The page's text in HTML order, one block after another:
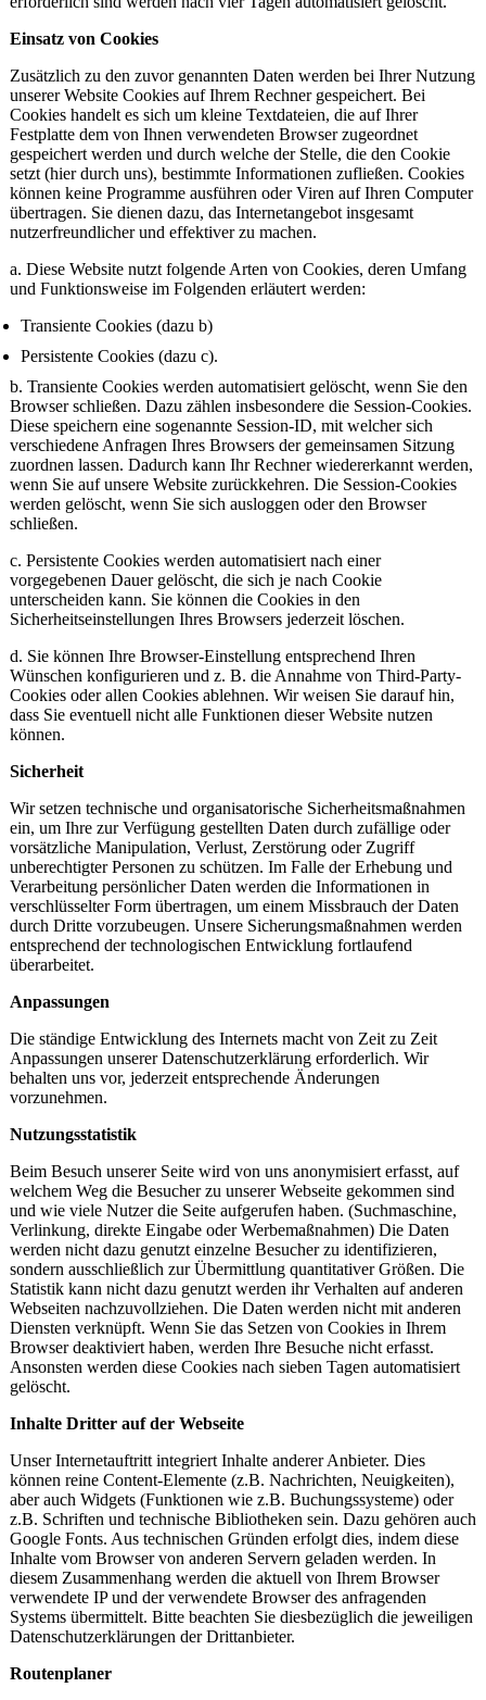
Einsatz von Cookies
Zusätzlich zu den zuvor genannten Daten werden bei Ihrer Nutzung
unserer Website Cookies auf Ihrem Rechner gespeichert. Bei
Cookies handelt es sich um kleine Textdateien, die auf Ihrer
Festplatte dem von Ihnen verwendeten Browser zugeordnet
gespeichert werden und durch welche der Stelle, die den Cookie
setzt (hier durch uns), bestimmte Informationen zufließen. Cookies
können keine Programme ausführen oder Viren auf Ihren Computer
übertragen. Sie dienen dazu, das Internetangebot insgesamt
nutzerfreundlicher und effektiver zu machen.
a. Diese Website nutzt folgende Arten von Cookies, deren Umfang
und Funktionsweise im Folgenden erläutert werden:
Transiente Cookies (dazu b)
Persistente Cookies (dazu c).
b. Transiente Cookies werden automatisiert gelöscht, wenn Sie den
Browser schließen. Dazu zählen insbesondere die Session-Cookies.
Diese speichern eine sogenannte Session-ID, mit welcher sich
verschiedene Anfragen Ihres Browsers der gemeinsamen Sitzung
zuordnen lassen. Dadurch kann Ihr Rechner wiedererkannt werden,
wenn Sie auf unsere Website zurückkehren. Die Session-Cookies
werden gelöscht, wenn Sie sich ausloggen oder den Browser
schließen.
c. Persistente Cookies werden automatisiert nach einer
vorgegebenen Dauer gelöscht, die sich je nach Cookie
unterscheiden kann. Sie können die Cookies in den
Sicherheitseinstellungen Ihres Browsers jederzeit löschen.
d. Sie können Ihre Browser-Einstellung entsprechend Ihren
Wünschen konfigurieren und z. B. die Annahme von Third-Party-
Cookies oder allen Cookies ablehnen. Wir weisen Sie darauf hin,
dass Sie eventuell nicht alle Funktionen dieser Website nutzen
können.
Sicherheit
Wir setzen technische und organisatorische Sicherheitsmaßnahmen
ein, um Ihre zur Verfügung gestellten Daten durch zufällige oder
vorsätzliche Manipulation, Verlust, Zerstörung oder Zugriff
unberechtigter Personen zu schützen. Im Falle der Erhebung und
Verarbeitung persönlicher Daten werden die Informationen in
verschlüsselter Form übertragen, um einem Missbrauch der Daten
durch Dritte vorzubeugen. Unsere Sicherungsmaßnahmen werden
entsprechend der technologischen Entwicklung fortlaufend
überarbeitet.
Anpassungen
Die ständige Entwicklung des Internets macht von Zeit zu Zeit
Anpassungen unserer Datenschutzerklärung erforderlich. Wir
behalten uns vor, jederzeit entsprechende Änderungen
vorzunehmen.
Nutzungsstatistik
Beim Besuch unserer Seite wird von uns anonymisiert erfasst, auf
welchem Weg die Besucher zu unserer Webseite gekommen sind
und wie viele Nutzer die Seite aufgerufen haben. (Suchmaschine,
Verlinkung, direkte Eingabe oder Werbemaßnahmen) Die Daten
werden nicht dazu genutzt einzelne Besucher zu identifizieren,
sondern ausschließlich zur Übermittlung quantitativer Größen. Die
Statistik kann nicht dazu genutzt werden ihr Verhalten auf anderen
Webseiten nachzuvollziehen. Die Daten werden nicht mit anderen
Diensten verknüpft. Wenn Sie das Setzen von Cookies in Ihrem
Browser deaktiviert haben, werden Ihre Besuche nicht erfasst.
Ansonsten werden diese Cookies nach sieben Tagen automatisiert
gelöscht.
Inhalte Dritter auf der Webseite
Unser Internetauftritt integriert Inhalte anderer Anbieter. Dies
können reine Content-Elemente (z.B. Nachrichten, Neuigkeiten),
aber auch Widgets (Funktionen wie z.B. Buchungssysteme) oder
z.B. Schriften und technische Bibliotheken sein. Dazu gehören auch
Google Fonts. Aus technischen Gründen erfolgt dies, indem diese
Inhalte vom Browser von anderen Servern geladen werden. In
diesem Zusammenhang werden die aktuell von Ihrem Browser
verwendete IP und der verwendete Browser des anfragenden
Systems übermittelt. Bitte beachten Sie diesbezüglich die jeweiligen
Datenschutzerklärungen der Drittanbieter.
Routenplaner